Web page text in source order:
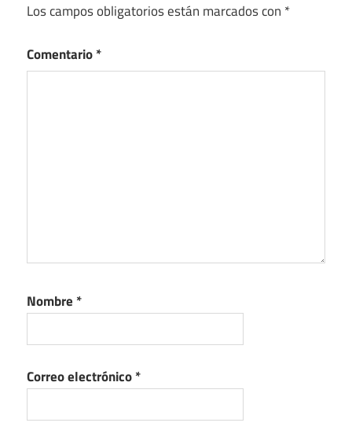
Los campos obligatorios están marcados con *
Comentario*
Nombre *
Correo electrónico*